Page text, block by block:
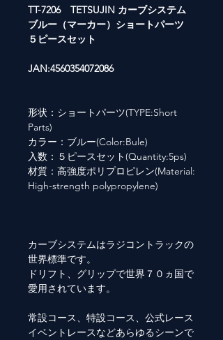
TT-7206 TETSUJIN カーブシステム
ブルー（マーカー）ショートパーツ
５ピースセット
JAN:4560354072086
形状：ショートパーツ(TYPE:Short
Parts)
カラー：ブルー(Color:Bule)
入数：５ピースセット(Quantity:5ps)
材質：高強度ポリプロピレン(Material:
High-strength polypropylene)
カーブシステムはラジコントラックの
世界標準です。
ドリフト、グリップで世界７０ヵ国で
愛用されています。
常設コース、特設コース、公式レース
イベントレースなどあらゆるシーンで